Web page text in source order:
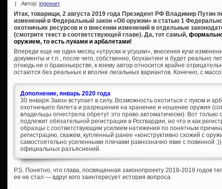
Автор: ingewarr
Итак, товарищи, 2 августа 2019 года Президент РФ Владимир
изменений в Федеральный закон «Об оружии» и статью 1
охотничьих ресурсов и о внесении изменений в отдельные
(смотрите текст в соответствующей главе). Да, тот самый,
оружием, то есть луками и арбалетами!
Впереди еще не один месяц «утруски и усушки», внесения кучи
документы и т.п., после чего, собственно, боухантинг и будет реально
отнюдь не о браконьерстве, к коему автор относится крайне
остаются без реальных и вполне легальных вариантов. Конечно, с
Дополнение, январь 2020 года
30 января Закон вступает в силу. Возможность охотиться с луком и
охотничьего билета и разрешения на хранение и ношение оружия
владельцы огнестрела обретут это право автоматически). Вот
подлежит обязательной регистрации в Росгвардии, но что и как
образцы с соответствующим усилием натяжения по понятным
регистрацию, скажем, купленный ранее «конструктивно схожий с
самостоятельно усиленными плечами равнозначно явке с повинной
официальных разъяснений.
P.S. Понятно, что глава, посвященная законопроекту 2018-2019 годов
ее не стал — вдруг кого заинтересует история вопроса.